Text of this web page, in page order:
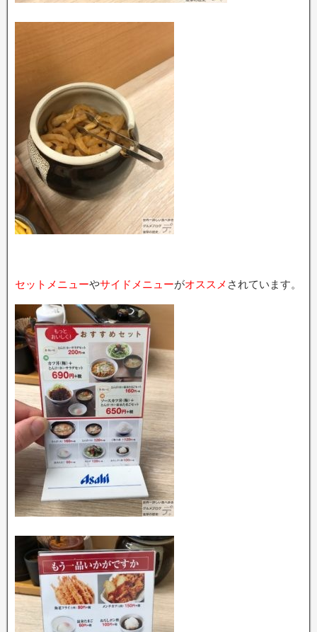
セットメニューやサイドメニューがオススメ されています。